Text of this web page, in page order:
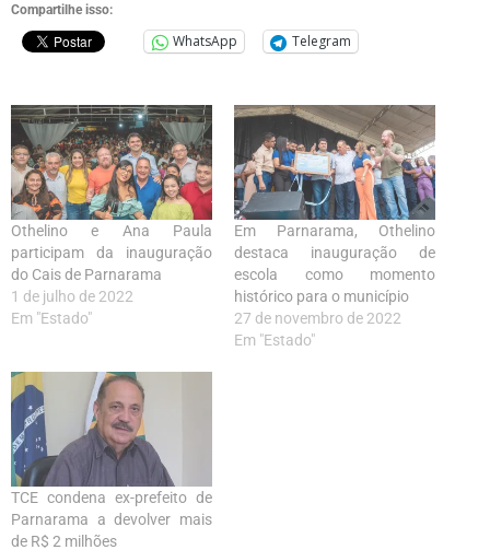
Compartilhe isso:
WhatsApp Telegram
Othelino e Ana Paula
participam da inauguração
do Cais de Parnarama
1 de julho de 2022
Em "Estado"
Em Parnarama, Othelino
destaca inauguração de
escola como momento
histórico para o município
27 de novembro de 2022
Em "Estado"
TCE condena ex-prefeito de
Parnarama a devolver mais
de R$ 2 milhões